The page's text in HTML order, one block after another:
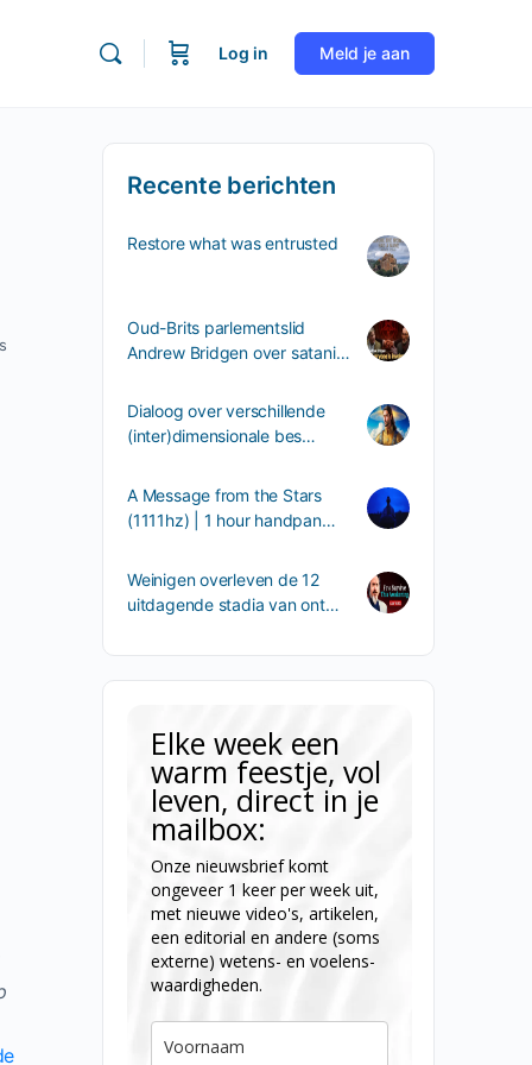
Log in Meld je aan
Recente berichten
Restore what was entrusted
Oud-Brits parlementslid
Andrew Bridgen over satani…
Dialoog over verschillende
(inter)dimensionale bes…
A Message from the Stars
(1111hz) | 1 hour handpan…
Weinigen overleven de 12
uitdagende stadia van ont…
Elke week een
warm feestje, vol
leven, direct in je
mailbox:
Onze nieuwsbrief komt
ongeveer 1 keer per week uit,
met nieuwe video's, artikelen,
een editorial en andere (soms
externe) wetens- en voelens-
waardigheden.